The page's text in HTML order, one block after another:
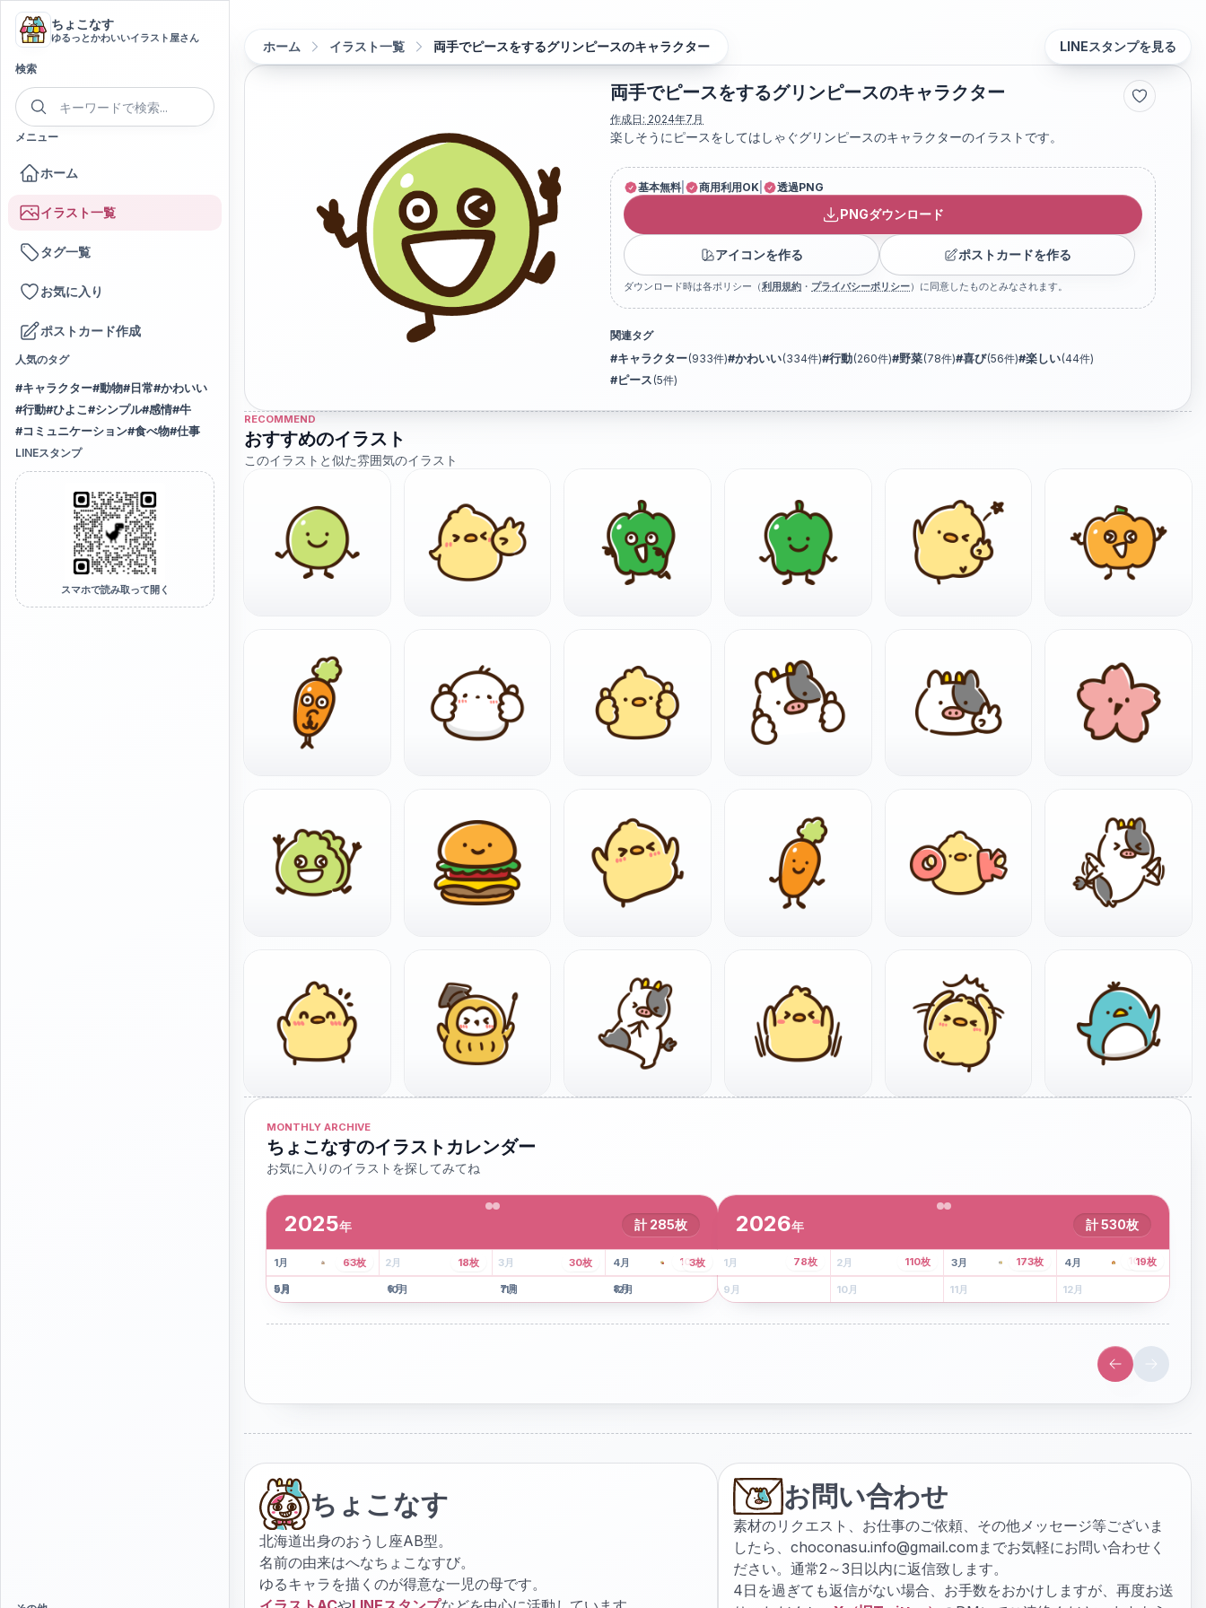
ちょこなす
ゆるっとかわいいイラスト屋さん
検索
メニュー
ホーム
イラスト一覧
タグ一覧
お気に入り
ポストカード作成
人気のタグ
#キャラクター#動物# 日常#かわいい
#行動#ひよこ#シンプル#感情#牛
#コミュニケーション#食べ物#仕事
LINEスタンプ
スマホで読み取って開く
ホーム イラスト一覧 両手でピースをするグリンピースのキャラクター LINEスタンプを見る
両手でピースをするグリンピースのキャラクター
作成日: 2024年7月
楽しそうにピースをしてはしゃぐグリンピースのキャラクターのイラストです。
基本無料 商用利用OK 透過PNG
PNGダウンロード
アイコンを作る ポストカードを作る
ダウンロード時は各ポリシー（利用規約 ・ プライバシーポリシー）に同意したものとみなされます。
関連タグ
#キャラクター(933件)#かわいい(334件)#行動(260件)#野菜(78件)#喜び(56件)#楽しい(44件)
#ピース (5件)
RECOMMEND
おすすめのイラスト
このイラストと似た雰囲気のイラスト
MONTHLY ARCHIVE
ちょこなすのイラストカレンダー
お気に入りのイラストを探してみてね
2025年 計 285枚
1月 2枚 2月 3月 4月 8枚
5月
41枚
6月
13枚
7月
6枚
8月
101枚
9月
63枚
10月
18枚
11月
30枚
12月
3枚
2026年 計530枚
1月 2月 3月 43枚 4月 107枚
5 月
78枚
6月
110枚
7 月
173枚
8月
19枚
9 月 10月 11月 12月
ちょこなす
北海道出身のおうし座AB型。
名前の由来はへなちょこなすび。
ゆるキャラを描くのが得意な一児の母です。
お問い合わせ
素材のリクエスト、お仕事のご依頼、その他メッセージ等ございま
したら、 choconasu.info@gmail.com までお気軽にお問い合わせく
ださい。通常2～3日以内に返信致します。
4日を過ぎても返信がない場合、お手数をおかけしますが、再度お送